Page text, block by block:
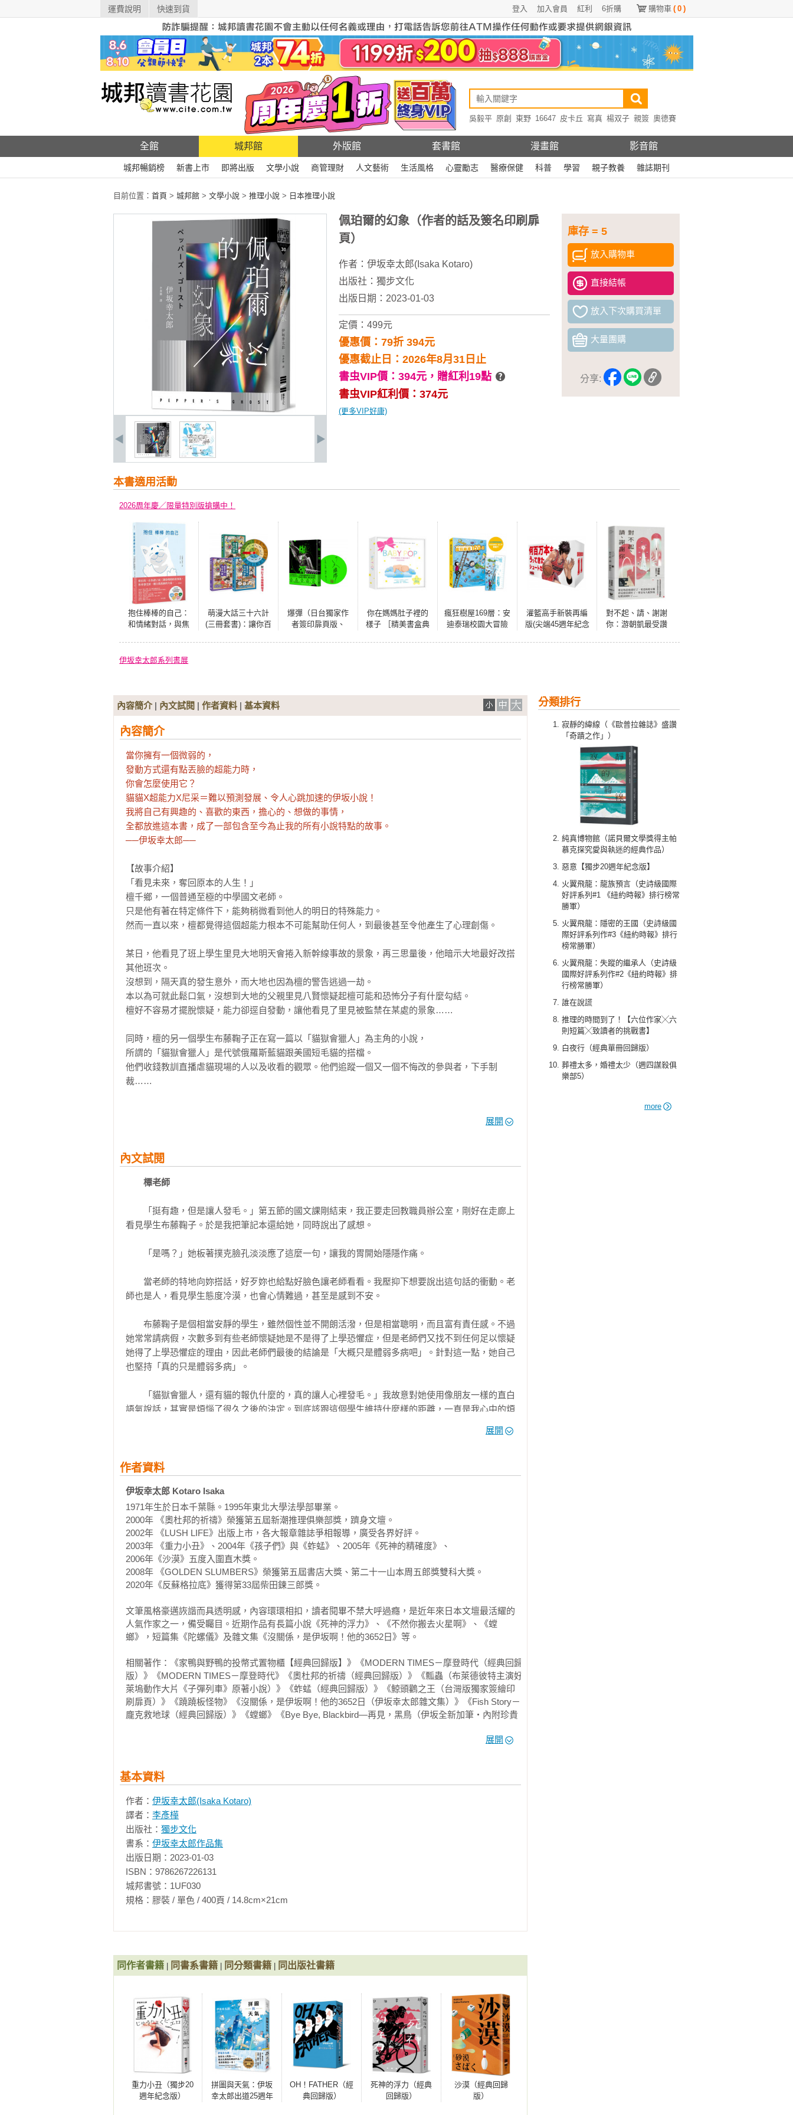
運費說明 快速到貨 購物車 ( 0 )
6折購
紅利
加入會員
登入
吳毅平 原創 東野 16647 皮卡丘 寫真 楊双子 親簽 奧德賽
全館 城邦館 外版館 套書館 漫畫館 影音館
城邦暢銷榜 新書上市 即將出版 文學小說 商管理財 人文藝術 生活風格 心靈勵志 醫療保健 科普 學習 親子教養 雜誌期刊
目前位置： 首頁 > 城邦館 > 文學小說 > 推理小說 > 日本推理小說
庫存 = 5
放入購物車
直接結帳
放入下次購買清單
大量團購
分享:
佩珀爾的幻象（作者的話及簽名印刷扉
頁）
作者： 伊坂幸太郎(Isaka Kotaro)
出版社： 獨步文化
出版日期：2023-01-03
定價：499元
優惠價：79折 394元
優惠截止日：2026年8月31日止
書虫VIP價：394元， 贈紅利19點
書虫VIP紅利價：374元
(更多VIP好康)
本書適用活動
2026周年慶／限量特別版搶購中！
抱住棒棒的自己：
和情緒對話，與焦
【22個心理諮詢案
萌漫大話三十六計
(三冊套書)：讓你百
爆彈（日台獨家作
者簽印扉頁版、
你在媽媽肚子裡的
樣子 ［精美書盒典
瘋狂樹屋169層：安
迪泰瑞校園大冒險
灌籃⾼⼿新裝再編
版(尖端45週年紀念
對不起、請、謝謝
你：游朝凱最受讚
伊坂幸太郎系列書展
分類排行
寂靜的緯線（《歐普拉雜誌》盛讚
「奇蹟之作」）
純真博物館（諾貝爾文學獎得主帕
慕克探究愛與執迷的經典作品）
惡意【獨步20週年紀念版】
火翼飛龍：龍族預言（史詩級國際
好評系列#1 《紐約時報》排行榜常
勝軍）
火翼飛龍：隱密的王國（史詩級國
際好評系列作#3《紐約時報》排行
榜常勝軍）
火翼飛龍：失蹤的繼承人（史詩級
國際好評系列作#2《紐約時報》排
行榜常勝軍）
誰在說謊
推理的時間到了！【六位作家╳六
則短篇╳致讀者的挑戰書】
白夜行（經典單冊回歸版）
葬禮太多，婚禮太少（週四謀殺俱
樂部5）
more
內容簡介| 內文試閱 | 作者資料 | 基本資料
內容簡介
當你擁有一個微弱的，
發動方式還有點丟臉的超能力時，
你會怎麼使用它？
貓貓X超能力X尼采＝難以預測發展、令人心跳加速的伊坂小說！
我將自己有興趣的、喜歡的東西，擔心的、想做的事情，
全都放進這本書，成了一部包含至今為止我的所有小說特點的故事。
──伊坂幸太郎──
【故事介紹】
「看見未來，奪回原本的人生！」
檀千鄉，一個普通至極的中學國文老師。
只是他有著在特定條件下，能夠稍微看到他人的明日的特殊能力。
然而一直以來，檀都覺得這個超能力根本不可能幫助任何人，到最後甚至令他產生了心理創傷。
某日，他看見了班上學生里見大地明天會捲入新幹線事故的景象，再三思量後，他暗示大地最好改搭
其他班次。
沒想到，隔天真的發生意外，而大地也因為檀的警告逃過一劫。
本以為可就此鬆口氣，沒想到大地的父親里見八賢懷疑起檀可能和恐怖分子有什麼勾結。
檀好不容易才擺脫懷疑，能力卻逕自發動，讓他看見了里見被監禁在某處的景象……
同時，檀的另一個學生布藤鞠子正在寫一篇以「貓獄會獵人」為主角的小說，
所謂的「貓獄會獵人」是代號俄羅斯藍貓跟美國短毛貓的搭檔。
他們收錢教訓直播虐貓現場的人以及收看的觀眾。他們追蹤一個又一個不悔改的參與者，下手制
裁……
始終覺得這稍微特殊的能力毫無作用，而深感挫折的他，
是否能夠找到發揮能力的方法，找回那些因為嘆息、悔恨錯過的人生？
這種技術藉由使用一面平坦的玻璃與特定的光源技術，使物體可以出現或消失，或是變形成其他物
體。
【讀者迴響】
日本最大讀書社群「読書メーター」5000筆以上登錄。
‧劇情輕巧縝密，又帶點哀傷無奈，超級伊坂幸太郎的小說！－きりん
‧令我重新體會到讀書之樂的作品，伊坂幸太郎集大成之作。－かず
‧整本書都是伏筆。為了不錯過任何線索，必須花時間好好閱讀；
然而因為實在太有趣了，又忍不住想要快點讀完。
展開
內文試閱
橝老師
「挺有趣，但是讓人發毛。」第五節的國文課剛結束，我正要走回教職員辦公室，剛好在走廊上
看見學生布藤鞠子。於是我把筆記本還給她，同時說出了感想。
「是嗎？」她板著撲克臉孔淡淡應了這麼一句，讓我的胃開始隱隱作痛。
當老師的特地向妳搭話，好歹妳也給點好臉色讓老師看看。我壓抑下想要說出這句話的衝動。老
師也是人，看見學生態度冷漠，也會心情難過，甚至是感到不安。
布藤鞠子是個相當安靜的學生，雖然個性並不開朗活潑，但是相當聰明，而且富有責任感。不過
她常常請病假，次數多到有些老師懷疑她是不是得了上學恐懼症，但是老師們又找不到任何足以懷疑
她得了上學恐懼症的理由，因此老師們最後的結論是「大概只是體弱多病吧」。針對這一點，她自己
也堅持「真的只是體弱多病」。
「貓獄會獵人，還有貓的報仇什麼的，真的讓人心裡發毛。」我故意對她使用像朋友一樣的直白
語氣說話，其實是煩惱了很久之後的決定。到底該跟這個學生維持什麼樣的距離，一直是我心中的煩
我不禁露出了尷尬的表情。她那口氣，就像是在質問我：「你真的有好好把故事看完嗎？」
上個星期，布藤鞠子突然說她寫了一篇小說，希望我讀一讀。而且是放學後突然把我叫住，將筆
記本舉到我面前。
「妳自己寫的小說？」「忽然想要寫寫看。」
當時的我就跟現在一樣，不知道該說什麼才好。我擔心如果說出了什麼令她不滿意的話，她可能
又會不來學校。所謂的體弱多病，搞不好是心理因素所造成。
「好吧，畢竟我是國文課老師。」我心想總得說句話，所以我說了這句話，換來的是一陣白眼。
「對了，小說裡提到了職棒東北金鷲，讓我有些開心。」
嗎？」
「我怎麼知道。」
我怎麼知道？這句話讓我覺得自己像個笨蛋。
「美國短毛貓是樂觀有朝氣的貓嗎？」
「很有趣的諧音梗。」我經常告誡自己要重視學生說的每一句話。
「國三課本裡會介紹松尾芭蕉的《奧之細道》唷。」
「噢。」布藤鞠子露出一副毫無興趣的表情，不禁令我感到心寒。
「好，今天就上到這裡，下課。」我一說出這句話，學生們全都露出如獲大赦的表情，紛紛起身
離開教室。明天是星期六，相信他們的心情應該都很雀躍吧。
展開
作者資料
伊坂幸太郎 Kotaro Isaka
1971年生於日本千葉縣。1995年東北大學法學部畢業。
2000年 《奧杜邦的祈禱》榮獲第五屆新潮推理俱樂部獎，躋身文壇。
2002年 《LUSH LIFE》出版上市，各大報章雜誌爭相報導，廣受各界好評。
2003年 《重力小丑》、2004年《孩子們》與《蚱蜢》、2005年《死神的精確度》、
2006年《沙漠》五度入圍直木獎。
2008年 《GOLDEN SLUMBERS》榮獲第五屆書店大獎、第二十一山本周五郎獎雙科大獎。
2020年《反蘇格拉底》獲得第33屆柴田鍊三郎獎。
文筆風格豪邁詼諧而具透明感，內容環環相扣，讀者閱畢不禁大呼過癮，是近年來日本文壇最活耀的
人氣作家之一，備受矚目。近期作品有長篇小說《死神的浮力》、《不然你搬去火星啊》、《螳
螂》，短篇集《陀螺儀》及雜文集《沒關係，是伊坂啊！他的3652日》等。
相關著作：《家鴨與野鴨的投幣式置物櫃【經典回歸版】》《MODERN TIMES－摩登時代（經典回歸
版）》《MODERN TIMES－摩登時代》《奧杜邦的祈禱（經典回歸版）》《瓢蟲（布萊德彼特主演好
萊塢動作大片《子彈列車》原著小說）》《蚱蜢（經典回歸版）》《鯨頭鸛之王（台灣版獨家簽繪印
刷扉頁）》《蹺蹺板怪物》《沒關係，是伊坂啊！他的3652日（伊坂幸太郎雜文集）》《Fish Story－
龐克救地球（經典回歸版）》《螳螂》《Bye Bye, Blackbird—再見，黑鳥（伊坂全新加筆‧內附珍貴
版】》《不然你搬去火星啊》《剩下的人生都是休假》《末日愚者》《奧杜邦的祈禱(獨步九週年紀念
登時代》《魔王》
展開
基本資料
作者： 伊坂幸太郎(Isaka Kotaro)
譯者： 李彥樺
出版社： 獨步文化
書系： 伊坂幸太郎作品集
出版日期：2023-01-03
ISBN：9786267226131
城邦書號：1UF030
規格：膠裝 / 單色 / 400頁 / 14.8cm×21cm
同作者書籍 同書系書籍 同分類書籍 同出版社書籍
重力小丑（獨步20
週年紀念版）
拼圖與天氣：伊坂
幸太郎出道25週年
OH！FATHER（經
典回歸版）
死神的浮力（經典
回歸版）
沙漠（經典回歸
版）